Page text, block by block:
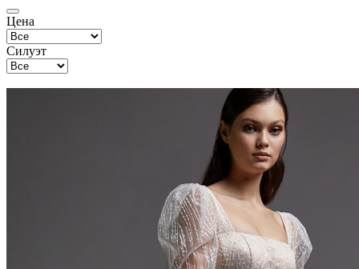
Цена
Силуэт